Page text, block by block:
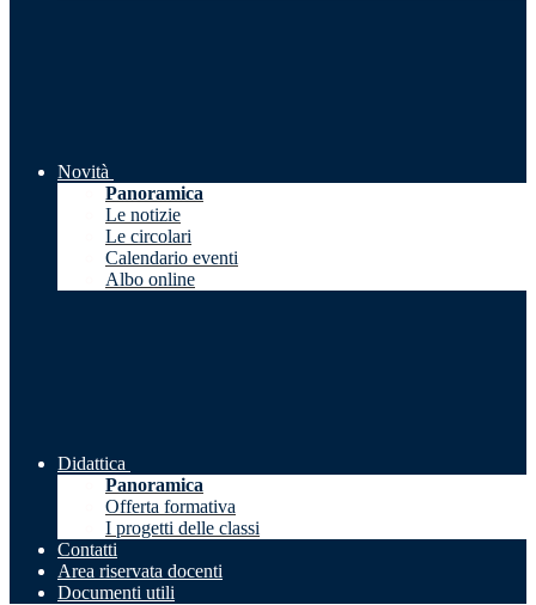
Novità
Panoramica
Le notizie
Le circolari
Calendario eventi
Albo online
Didattica
Panoramica
Offerta formativa
I progetti delle classi
Contatti
Area riservata docenti
Documenti utili